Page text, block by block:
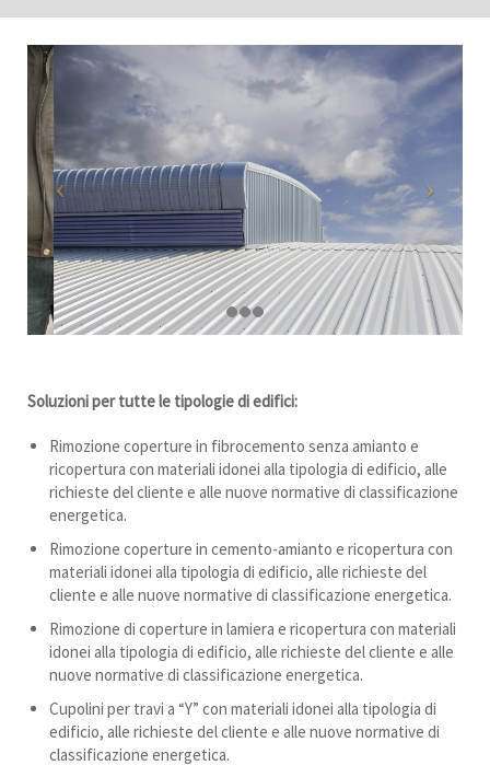
Soluzioni per tutte le tipologie di edifici:
Rimozione coperture in fibrocemento senza amianto e
ricopertura con materiali idonei alla tipologia di edificio, alle
richieste del cliente e alle nuove normative di classificazione
energetica.
Rimozione coperture in cemento-amianto e ricopertura con
materiali idonei alla tipologia di edificio, alle richieste del
cliente e alle nuove normative di classificazione energetica.
Rimozione di coperture in lamiera e ricopertura con materiali
idonei alla tipologia di edificio, alle richieste del cliente e alle
nuove normative di classificazione energetica.
Cupolini per travi a “Y” con materiali idonei alla tipologia di
edificio, alle richieste del cliente e alle nuove normative di
classificazione energetica.